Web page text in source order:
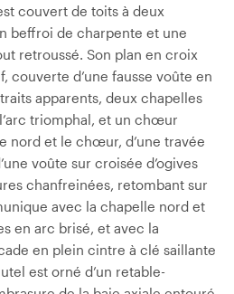
couvert de toits à deux
beffroi de charpente et une
retroussé. Son plan en croix
couverte d’une fausse voûte en
apparents, deux chapelles
triomphal, et un chœur
nord et le chœur, d’une travée
voûte sur croisée d’ogives
chanfreinées, retombant sur
avec la chapelle nord et
en arc brisé, et avec la
en plein cintre à clé saillante
est orné d’un retable-